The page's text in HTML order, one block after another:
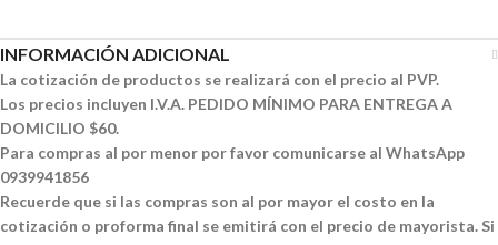
INFORMACIÓN ADICIONAL
La cotización de productos se realizará con el precio al PVP.
Los precios incluyen I.V.A. PEDIDO MÍNIMO PARA ENTREGA A
DOMICILIO $60.
Para compras al por menor por favor comunicarse al WhatsApp
0939941856
Recuerde que si las compras son al por mayor el costo en la
cotización o proforma final se emitirá con el precio de mayorista. Si